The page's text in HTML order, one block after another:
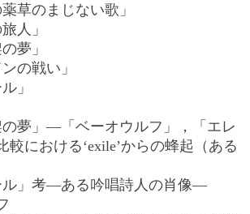
草のまじない歌」
人」
夢」
の戦い」
」
夢」―「ベーオウルフ」，「エレ
較における‘exile’からの蜂起（ある
」考―ある吟唱詩人の肖像―